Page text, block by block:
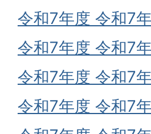
令和7年度 令和7
令和7年度 令和7
令和7年度 令和7
令和7年度 令和7